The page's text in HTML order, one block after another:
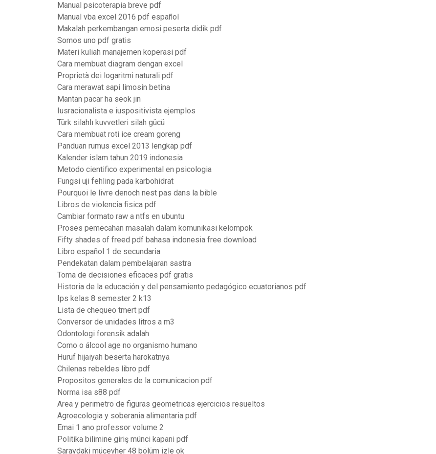
Manual psicoterapia breve pdf
Manual vba excel 2016 pdf español
Makalah perkembangan emosi peserta didik pdf
Somos uno pdf gratis
Materi kuliah manajemen koperasi pdf
Cara membuat diagram dengan excel
Proprietà dei logaritmi naturali pdf
Cara merawat sapi limosin betina
Mantan pacar ha seok jin
Iusracionalista e iuspositivista ejemplos
Türk silahlı kuvvetleri silah gücü
Cara membuat roti ice cream goreng
Panduan rumus excel 2013 lengkap pdf
Kalender islam tahun 2019 indonesia
Metodo cientifico experimental en psicologia
Fungsi uji fehling pada karbohidrat
Pourquoi le livre denoch nest pas dans la bible
Libros de violencia fisica pdf
Cambiar formato raw a ntfs en ubuntu
Proses pemecahan masalah dalam komunikasi kelompok
Fifty shades of freed pdf bahasa indonesia free download
Libro español 1 de secundaria
Pendekatan dalam pembelajaran sastra
Toma de decisiones eficaces pdf gratis
Historia de la educación y del pensamiento pedagógico ecuatorianos pdf
Ips kelas 8 semester 2 k13
Lista de chequeo tmert pdf
Conversor de unidades litros a m3
Odontologi forensik adalah
Como o álcool age no organismo humano
Huruf hijaiyah beserta harokatnya
Chilenas rebeldes libro pdf
Propositos generales de la comunicacion pdf
Norma isa s88 pdf
Area y perimetro de figuras geometricas ejercicios resueltos
Agroecologia y soberania alimentaria pdf
Emai 1 ano professor volume 2
Politika bilimine giriş münci kapani pdf
Saraydaki mücevher 48 bölüm izle ok